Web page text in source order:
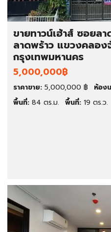
ขายทาวน์เฮ้าส์ ซอยล
ลาดพร้าว แขวงคลอง
กรุงเทพมหานคร
5,000,000฿
ราคาขาย: 5,000,000 ฿ ห้อง
พื้นที่: 84 ตร.ม. พื้นที่: 19 ตร.ว.